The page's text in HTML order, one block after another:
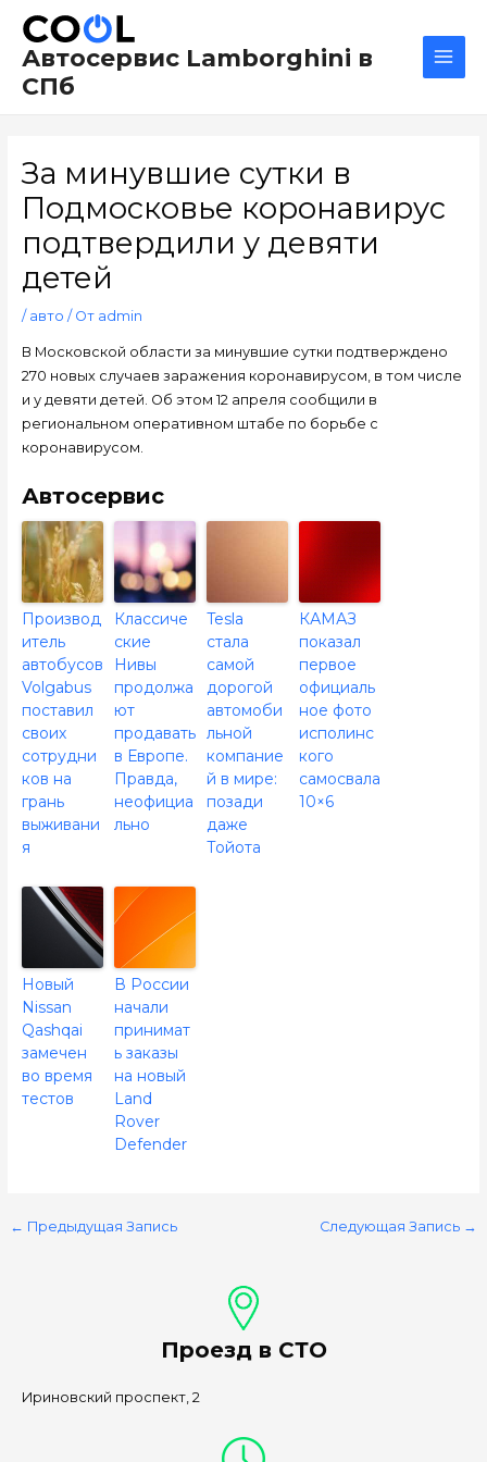
содержимому
Автосервис Lamborghini в
СПб
За минувшие сутки в
Подмосковье коронавирус
подтвердили у девяти
детей
/ авто / От admin
В Московской области за минувшие сутки подтверждено
270 новых случаев заражения коронавирусом, в том числе
и у девяти детей. Об этом 12 апреля сообщили в
региональном оперативном штабе по борьбе с
коронавирусом.
Автосервис
Производ
итель
автобусов
Volgabus
поставил
своих
сотрудни
ков на
грань
выживани
я
Классиче
ские
Нивы
продолжа
ют
продавать
в Европе.
Правда,
неофициа
льно
Tesla
стала
самой
дорогой
автомоби
льной
компание
й в мире:
позади
даже
Тойота
КАМАЗ
показал
первое
официаль
ное фото
исполинс
кого
самосвала
10×6
Новый
Nissan
Qashqai
замечен
во время
тестов
В России
начали
принимат
ь заказы
на новый
Land
Rover
Defender
по
записям
← Предыдущая Запись Следующая Запись →
Проезд в СТО
Ириновский проспект, 2